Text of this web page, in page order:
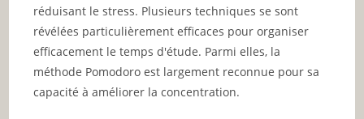
réduisant le stress. Plusieurs techniques se sont
révélées particulièrement efficaces pour organiser
efficacement le temps d'étude. Parmi elles, la
méthode Pomodoro est largement reconnue pour sa
capacité à améliorer la concentration.